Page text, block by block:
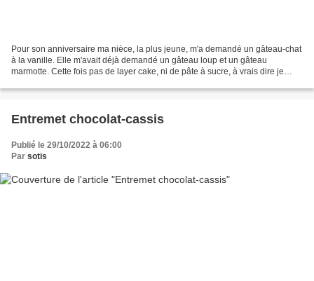
Pour son anniversaire ma nièce, la plus jeune, m'a demandé un gâteau-chat
à la vanille. Elle m'avait déjà demandé un gâteau loup et un gâteau
marmotte. Cette fois pas de layer cake, ni de pâte à sucre, à vrais dire je
Entremet chocolat-cassis
Publié le 29/10/2022 à 06:00
Par sotis